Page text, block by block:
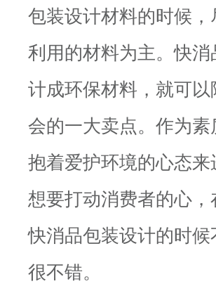
包装设计材料的时候
利用的材料为主。快
计成环保材料，就可
会的一大卖点。作为
抱着爱护环境的心态来
想要打动消费者的心
快消品包装设计的时
很不错。